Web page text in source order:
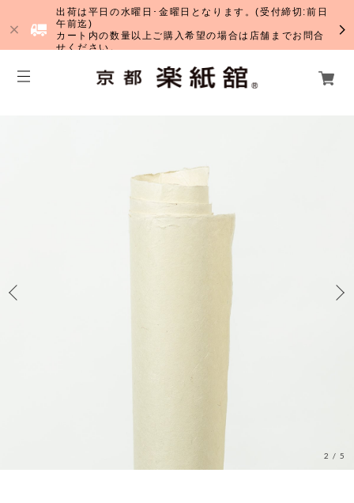
出荷は平日の水曜日･金曜日となります。(受付締切:前日
午前迄)
カート内の数量以上ご購入希望の場合は店舗までお問合
せください。
2 /5